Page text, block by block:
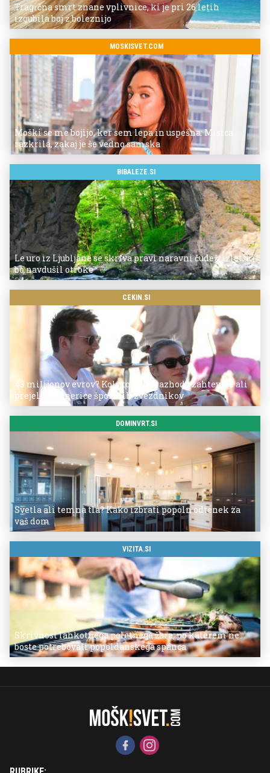
Tragična smrt znane vplivnice, ki je pri 26 letih
izgubila boj z boleznijo
MOSKISVET.COM
Moški se me bojijo, ker sem lepa in uspešna: Misica
razkrila, zakaj je še vedno samska
BIBALEZE.SI
Le uro iz Ljubljane se skriva pravi naravni čudež: izlet, ki
bo navdušil otroke
CEKIN.SI
43 milijonov evrov? Koliko so po razhodu zahtevale ali
prejele partnerice športnih zvezdnikov
DOMINVRT.SI
Svetla ali temna tla? Kako izbrati popoln odtenek za
vaš dom
VIZITA.SI
Skrivnost lahkotnega poletnega žara, po katerem ne
boste potrebovali popoldanskega spanca